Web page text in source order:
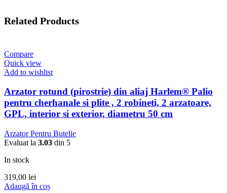
Related Products
Compare
Quick view
Add to wishlist
Arzator rotund (pirostrie) din aliaj Harlem® Palio
pentru cherhanale si plite , 2 robineti, 2 arzatoare,
GPL, interior si exterior, diametru 50 cm
Arzator Pentru Butelie
Evaluat la 3.03 din 5
In stock
319,00 lei
Adaugă în coș